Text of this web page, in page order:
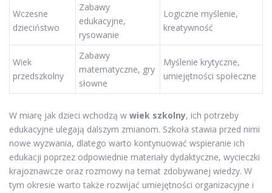
Wczesne
dzieciństwo
Zabawy
edukacyjne,
rysowanie
Logiczne myślenie,
kreatywność
Wiek
przedszkolny
Zabawy
matematyczne, gry
słowne
Myślenie krytyczne,
umiejętności społeczne
W miarę jak dzieci wchodzą w wiek szkolny, ich potrzeby
edukacyjne ulegają dalszym zmianom. Szkoła stawia przed nimi
nowe wyzwania, dlatego warto kontynuować wspieranie ich
edukacji poprzez odpowiednie materiały dydaktyczne, wycieczki
krajoznawcze oraz rozmowy na temat zdobywanej wiedzy. W
tym okresie warto także rozwijać umiejętności organizacyjne i